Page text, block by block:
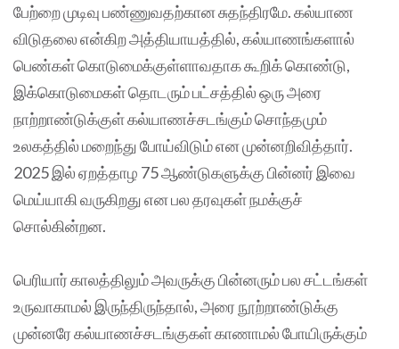
பேற்றை முடிவு பண்ணுவதற்கான சுதந்திரமே. கல்யாண
விடுதலை என்கிற அத்தியாயத்தில், கல்யாணங்களால்
பெண்கள் கொடுமைக்குள்ளாவதாக கூறிக் கொண்டு,
இக்கொடுமைகள் தொடரும் பட்சத்தில் ஒரு அரை
நாற்றாண்டுக்குள் கல்யாணச்சடங்கும் சொந்தமும்
உலகத்தில் மறைந்து போய்விடும் என முன்னறிவித்தார்.
2025 இல் ஏறத்தாழ 75 ஆண்டுகளுக்கு பின்னர் இவை
மெய்யாகி வருகிறது என பல தரவுகள் நமக்குச்
சொல்கின்றன.
பெரியார் காலத்திலும் அவருக்கு பின்னரும் பல சட்டங்கள்
உருவாகாமல் இருந்திருந்தால், அரை நூற்றாண்டுக்கு
முன்னரே கல்யாணச்சடங்குகள் காணாமல் போயிருக்கும்